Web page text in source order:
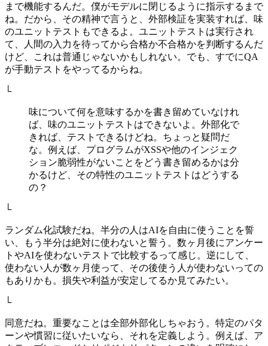
まで機能するんだ。僕がモデルに閉じるように指示するまで
ね。だから、その精神で言うと、外部検証を実装すれば、味
のユニットテストもできるよ。ユニットテストは実行され
て、人間の入力を待ってから合格か不合格かを判断するんだ
けど、これは普通じゃないかもしれない。でも、すでにQA
が手動テストをやってるからね。
└
味について何を意味するかを書き留めていなけれ
ば、味のユニットテストはできないよ。外部化で
きれば、テストできるけどね。ちょっと疑問だ
な。例えば、プログラムがXSSや他のインジェク
ション脆弱性がないことをどう書き留めるかは分
かるけど、その特性のユニットテストはどうする
の？
└
ランダム化試験だね。半分の人はAIを自由に使うことを誓
い、もう半分は絶対に使わないと誓う。数ヶ月後にアンケー
トやAIを使わないテストで比較するって感じ。逆にして、
使わない人が数ヶ月使って、その後使う人が使わないっての
もありかも。損失や利益が安定してるか見てみたい。
└
同意だね。重要なことは全部外部化しちゃおう。特定のパタ
ーンや慣習に従いたいなら、それを定義しよう。例えば、ア